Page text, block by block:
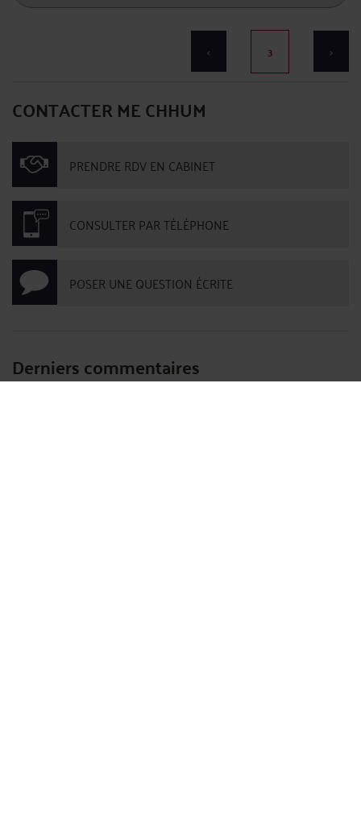
< 3 >
CONTACTER ME CHHUM
PRENDRE RDV EN CABINET
CONSULTER PAR TÉLÉPHONE
POSER UNE QUESTION ÉCRITE
Derniers commentaires